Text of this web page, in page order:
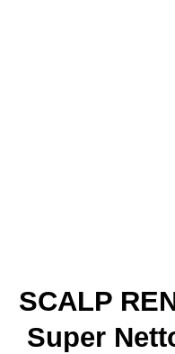
SCALP
Super